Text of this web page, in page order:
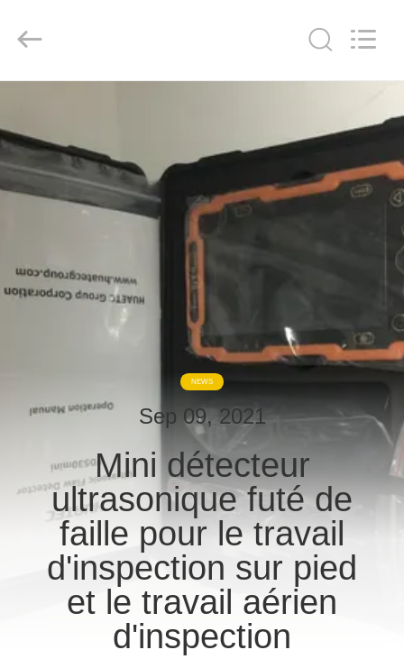
PRODUITS
DE
NOUS
QUALITÉ
CONTACTEZ-
NOUS
DEMANDEZ
GROUP
CORPORATION.
Reserved.
NEWS
Sep 09, 2021
Mini détecteur
ultrasonique futé de
faille pour le travail
d'inspection sur pied
et le travail aérien
d'inspection